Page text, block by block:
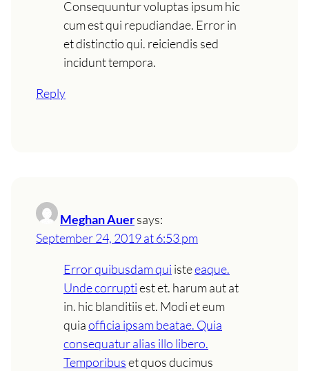
Consequuntur voluptas ipsum hic
cum est qui repudiandae. Error in
et distinctio qui. reiciendis sed
incidunt tempora.
Reply
Meghan Auersays:
September 24, 2019 at 6:53 pm
Error quibusdam qui isteeaque.
Unde corruptiest et. harum aut at
in. hic blanditiis et. Modi et eum
quiaofficia ipsam beatae. Quia
consequatur alias illo libero.
Temporibuset quos ducimus